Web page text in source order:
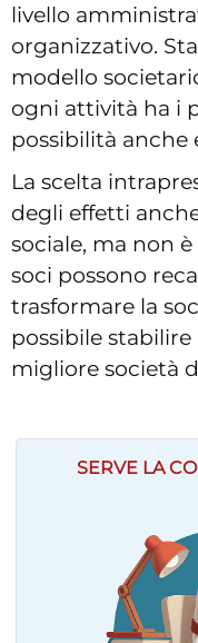
livello
organizzativo.
modello
ogni attività ha i
possibilità anche
La scelta
degli effetti
sociale, ma non
soci possono
trasformare la
possibile stabilire
migliore società
SERVE LA